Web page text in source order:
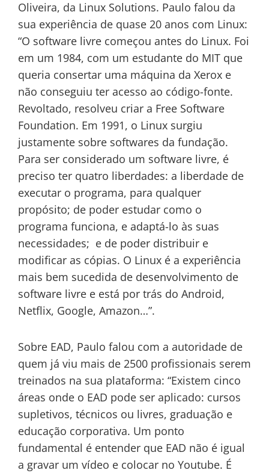
Oliveira, da Linux Solutions. Paulo falou da
sua experiência de quase 20 anos com Linux:
“O software livre começou antes do Linux. Foi
em um 1984, com um estudante do MIT que
queria consertar uma máquina da Xerox e
não conseguiu ter acesso ao código-fonte.
Revoltado, resolveu criar a Free Software
Foundation. Em 1991, o Linux surgiu
justamente sobre softwares da fundação.
Para ser considerado um software livre, é
preciso ter quatro liberdades: a liberdade de
executar o programa, para qualquer
propósito; de poder estudar como o
programa funciona, e adaptá-lo às suas
necessidades; e de poder distribuir e
modificar as cópias. O Linux é a experiência
mais bem sucedida de desenvolvimento de
software livre e está por trás do Android,
Netflix, Google, Amazon…”.
Sobre EAD, Paulo falou com a autoridade de
quem já viu mais de 2500 profissionais serem
treinados na sua plataforma: “Existem cinco
áreas onde o EAD pode ser aplicado: cursos
supletivos, técnicos ou livres, graduação e
educação corporativa. Um ponto
fundamental é entender que EAD não é igual
a gravar um vídeo e colocar no Youtube. É